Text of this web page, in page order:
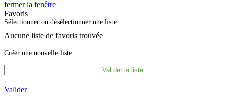
fermer la fenêtre
Favoris
Sélectionner ou désélectionner une liste :
Aucune liste de favoris trouvée
Créer une nouvelle liste :
Valider